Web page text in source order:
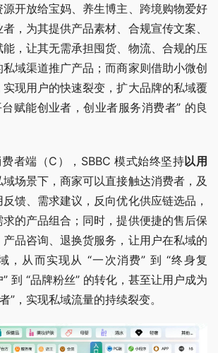
开放给宝妈、养生博主、跨境购物爱好
，为其提供产品素材、合规宣传文案、
，让其无需承担囤货、物流、合规的压
域渠道推广产品；而商家则借助小微创
现用户的快速裂变，扩大品牌的私域覆
赋能创业者，创业者服务消费者” 的良
端（C），SBBC 模式始终坚持以用
域场景下，商家可以直接触达消费者，及
馈、需求建议，反向优化供应链选品，
的产品组合；同时，提供便捷的售后保
品咨询、退换货服务，让用户在私域的
，从而实现从 “一次消费” 到 “终身复
” 到 “品牌粉丝” 的转化，甚至让用户成为
”，实现私域流量的持续裂变。